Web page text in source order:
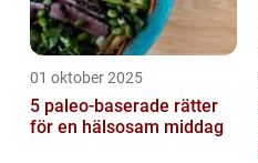
01 oktober 2025
5 paleo-baserade rätter
för en hälsosam middag